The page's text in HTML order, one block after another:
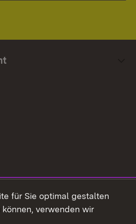
für Sie optimal gestalten
verwenden wir